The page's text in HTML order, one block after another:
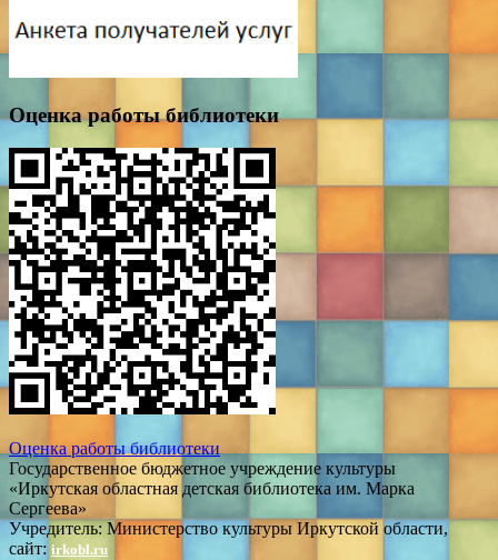
Оценка работы библиотеки
Оценка работы библиотеки
Государственное бюджетное учреждение культуры
«Иркутская областная детская библиотека им. Марка
Сергеева»
Учредитель: Министерство культуры Иркутской области,
сайт: irkobl.ru